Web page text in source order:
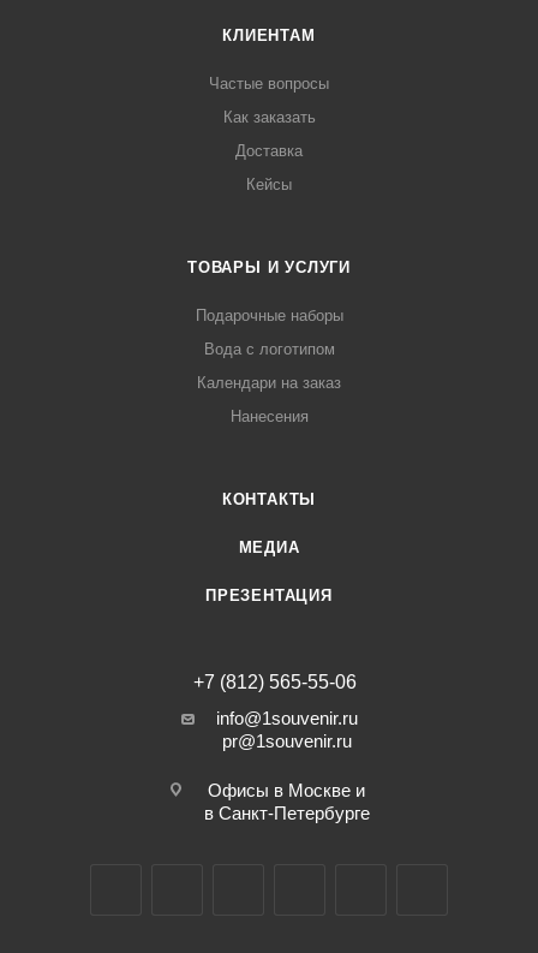
КЛИЕНТАМ
Частые вопросы
Как заказать
Доставка
Кейсы
ТОВАРЫ И УСЛУГИ
Подарочные наборы
Вода с логотипом
Календари на заказ
Нанесения
КОНТАКТЫ
МЕДИА
ПРЕЗЕНТАЦИЯ
+7 (812) 565-55-06
info@1souvenir.ru
pr@1souvenir.ru
Офисы в Москве и
в Санкт-Петербурге